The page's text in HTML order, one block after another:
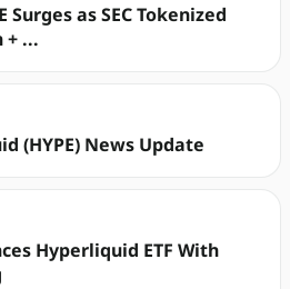
Surges as SEC Tokenized
+ ...
(HYPE) News Update
Hyperliquid ETF With